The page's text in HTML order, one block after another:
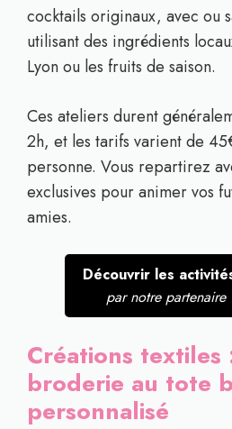
cocktails originaux, avec ou
utilisant des ingrédients
Lyon ou les fruits de saison.
Ces ateliers durent
2h, et les tarifs varient de
personne. Vous repartirez
exclusives pour animer vos
amies.
Découvrir les
par notre
Créations textiles
broderie au tote
personnalisé